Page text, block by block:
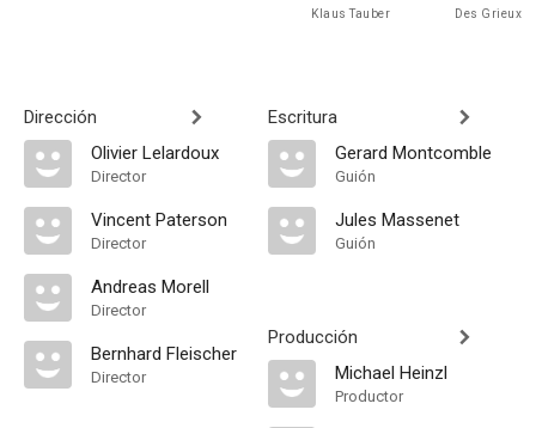
Klaus Tauber Des Grieux
Dirección
Olivier Lelardoux
Director
Vincent Paterson
Director
Andreas Morell
Director
Bernhard Fleischer
Director
Escritura
Gerard Montcomble
Guión
Jules Massenet
Guión
Producción
Michael Heinzl
Productor